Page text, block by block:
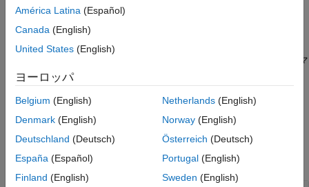
バージョン履歴
参考例
は、サイトを非表示にするときに使用するマ
ップを指定します。
例
例
すべて折りたたむ
América Latina (Español)
Canada (English)
United States (English)
ヨーロッパ
Belgium (English)
Denmark (English)
Deutschland (Deutsch)
España (Español)
Finland (English)
Netherlands(English)
Norway(English)
Österreich (Deutsch)
Portugal(English)
Sweden (English)